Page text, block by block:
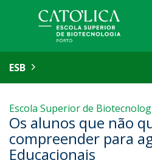
ESB
Escola Superior de
Os alunos que não
compreender para
Educacionais